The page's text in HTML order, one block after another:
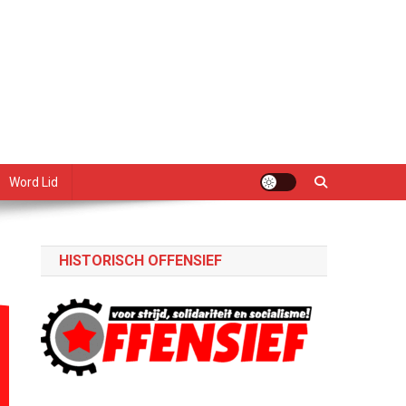
Word Lid
HISTORISCH OFFENSIEF